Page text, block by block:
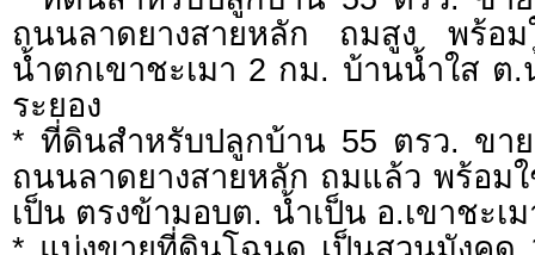
ถนนลาดยางสายหลัก ถมสูง พร้อม
น้ำตกเขาชะเมา 2 กม. บ้านน้ำใส ต.
ระยอง
* ที่ดินสำหรับปลูกบ้าน 55 ตรว. ขา
ถนนลาดยางสายหลัก ถมแล้ว พร้อม
เป็น ตรงข้ามอบต. น้ำเป็น อ.เขาชะเม